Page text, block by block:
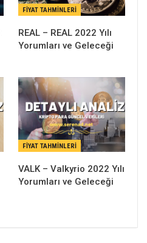
FIYAT TAHMINLERI
REAL – REAL 2022 Yılı
Yorumları ve Geleceği
FIYAT TAHMINLERI
VALK – Valkyrio 2022 Yılı
Yorumları ve Geleceği